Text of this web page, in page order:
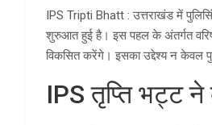
IPS Tripti Bhatt : उत्तराखंड में
शुरुआत हुई है। इस पहल के अंतर्गत
विकसित करेंगे। इसका उद्देश्य न केवल
IPS तृप्ति भट्ट ने